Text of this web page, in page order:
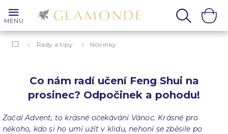
MENU
Rady a tipy Novinky
Co nám radí učení Feng Shui na
prosinec? Odpočinek a pohodu!
Začal Advent, to krásné očekávání Vánoc. Krásné pro
někoho, kdo si ho umí užít v klidu, nehoní se zběsile po